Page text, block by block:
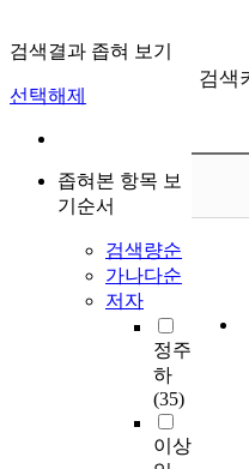
검색결과 좁혀 보기
선택해제
좁혀본 항목 보
기순서
검색량순
가나다순
저자
정주
하
(35)
이상
검색